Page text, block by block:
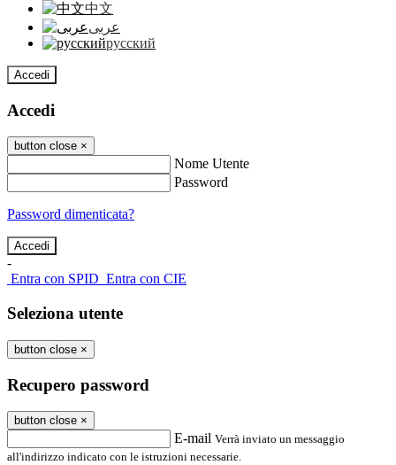
中文
عربى
русский
Accedi
Accedi
button close ×
Nome Utente
Password
Password dimenticata?
-
Entra con SPID Entra con CIE
Seleziona utente
button close ×
Recupero password
button close ×
E-mail Verrà inviato un messaggio
all'indirizzo indicato con le istruzioni necessarie.